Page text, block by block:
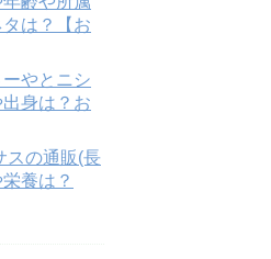
は？【お
やとニシ
身は？お
スの通販(長
養は？